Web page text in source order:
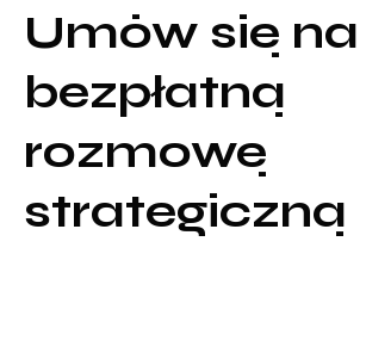
Umów się na
bezpłatną
rozmowę
strategiczną